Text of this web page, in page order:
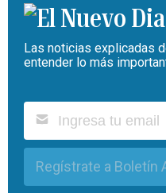
Las noticias explicadas
entender lo más
Regístrate a Boletín